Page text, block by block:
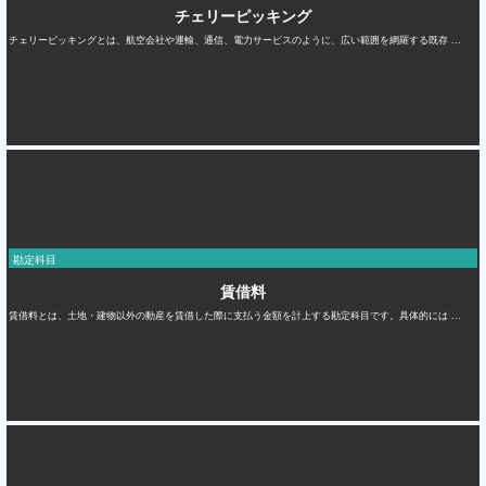
チェリーピッキング
チェリーピッキングとは、航空会社や運輸、通信、電力サービスのように、広い範囲を網羅する既存 ...
勘定科目
賃借料
賃借料とは、土地・建物以外の動産を賃借した際に支払う金額を計上する勘定科目です。具体的には ...